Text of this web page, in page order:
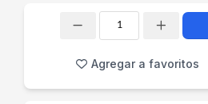
Agregar a favoritos